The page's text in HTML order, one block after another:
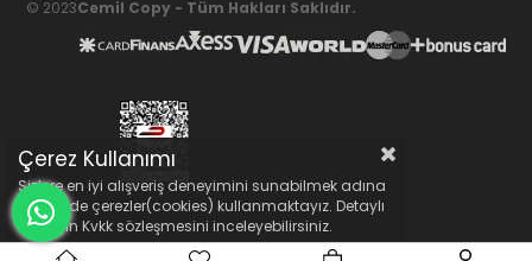
© 2023Cemil Copy - Tüm Hakları Saklıdır.
Çerez Kullanımı
Sizlere en iyi alışveriş deneyimini sunabilmek adına
sitemizde çerezler(cookies) kullanmaktayız. Detaylı
bilgi için Kvkk sözleşmesini inceleyebilirsiniz.